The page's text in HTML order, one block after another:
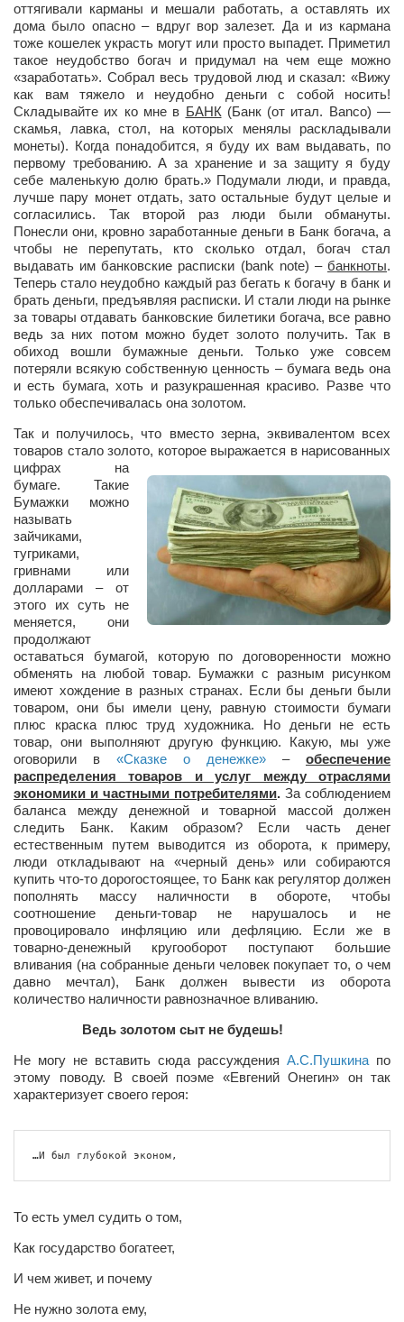
Семён Салатенко
Сергей Шепилов
Актёры
Валентин Бурый
Артём Мяус
Александра Сокол
Барды
Владимир Айзенберг
Игорь Добровольский
Ольга Козаченко
Оксана Скоробагатская
Александра Скорук
Евгений Полюхович
Ольга Чикина
Бизнес-партнёры
Здоровье
Врач психиатр–нарколог Анплеев А.Б.
Косметологическое отделение КП Сумская
городская клиническая больница №4
Оптика — Медтехника
Тенториум -центр независимых дистрибьюторов
Кафе, клубы, рестораны
«Винегрет» — демократичный ресторан
«ЧАЙ — КАВА» магазин — кафе
Магазины
«CYCLE GARAGE» — магазин велосипедов
«Книголюб» — супермаркет
Багетный двор
МАГАЗИН СТИХОВ НА ЗАКАЗ
«Павел» — магазин мужской одежды
Туризм
«Траверс» — экипировочный центр
Журналисты
Александр Гвоздик
Александр Кугук
Музыканты
Евгений Касьяненко
Сергей Коноз
Денис Федченко
Alfom Studio
Guitarproduction Studio
Писатели
Поэты
оттягивали карманы и мешали работать, а оставлять их
дома было опасно – вдруг вор залезет. Да и из кармана
тоже кошелек украсть могут или просто выпадет. Приметил
такое неудобство богач и придумал на чем еще можно
«заработать». Собрал весь трудовой люд и сказал: «Вижу
как вам тяжело и неудобно деньги с собой носить!
Складывайте их ко мне в БАНК (Банк (от итал. Banco) —
скамья, лавка, стол, на которых менялы раскладывали
монеты). Когда понадобится, я буду их вам выдавать, по
первому требованию. А за хранение и за защиту я буду
себе маленькую долю брать.» Подумали люди, и правда,
лучше пару монет отдать, зато остальные будут целые и
согласились. Так второй раз люди были обмануты.
Понесли они, кровно заработанные деньги в Банк богача, а
чтобы не перепутать, кто сколько отдал, богач стал
выдавать им банковские расписки (bank note) – банкноты.
Теперь стало неудобно каждый раз бегать к богачу в банк и
брать деньги, предъявляя расписки. И стали люди на рынке
за товары отдавать банковские билетики богача, все равно
ведь за них потом можно будет золото получить. Так в
обиход вошли бумажные деньги. Только уже совсем
потеряли всякую собственную ценность – бумага ведь она
и есть бумага, хоть и разукрашенная красиво. Разве что
только обеспечивалась она золотом.
Так и получилось, что вместо зерна, эквивалентом всех
товаров стало золото, которое выражается в нарисованных
цифрах на
бумаге. Такие
Бумажки можно
называть
зайчиками,
тугриками,
гривнами или
долларами – от
этого их суть не
меняется, они
продолжают
оставаться бумагой, которую по договоренности можно
обменять на любой товар. Бумажки с разным рисунком
имеют хождение в разных странах. Если бы деньги были
товаром, они бы имели цену, равную стоимости бумаги
плюс краска плюс труд художника. Но деньги не есть
товар, они выполняют другую функцию. Какую, мы уже
оговорили в «Сказке о денежке» – обеспечение
распределения товаров и услуг между отраслями
экономики и частными потребителями. За соблюдением
баланса между денежной и товарной массой должен
следить Банк. Каким образом? Если часть денег
естественным путем выводится из оборота, к примеру,
люди откладывают на «черный день» или собираются
купить что-то дорогостоящее, то Банк как регулятор должен
пополнять массу наличности в обороте, чтобы
соотношение деньги-товар не нарушалось и не
провоцировало инфляцию или дефляцию. Если же в
товарно-денежный кругооборот поступают большие
вливания (на собранные деньги человек покупает то, о чем
давно мечтал), Банк должен вывести из оборота
количество наличности равнозначное вливанию.
Ведь золотом сыт не будешь!
Не могу не вставить сюда рассуждения А.С.Пушкина по
этому поводу. В своей поэме «Евгений Онегин» он так
характеризует своего героя:
…И был глубокой эконом,
То есть умел судить о том,
Как государство богатеет,
И чем живет, и почему
Не нужно золота ему,